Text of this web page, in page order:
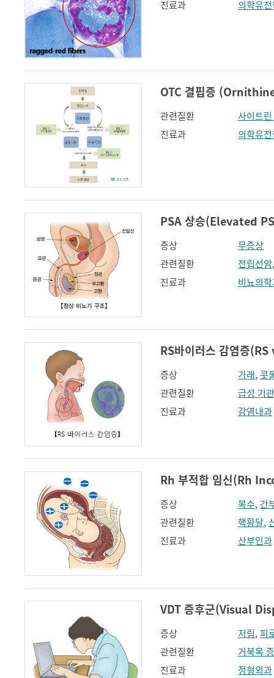
진료과
의학유
OTC 결핍증
관련질환
사이트
진료과
의학유
PSA 상승(Elevated
증상
무증상
관련질환
전립선암
진료과
비뇨의
RS바이러스 감염증
증상 가래,콧
관련질환
급성 기
진료과
감염내과
Rh 부적합 임신(Rh
증상 복수, 간
관련질환
핵황달,
진료과
산부인과
VDT 증후군(Visual
증상 저림,피
관련질환
거북목
진료과
정형외과